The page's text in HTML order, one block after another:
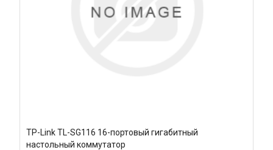
TP-Link TL-SG116 16-портовый гигабитный
настольный коммутатор